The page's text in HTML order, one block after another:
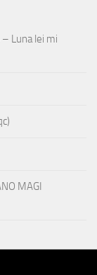
– Luna lei mi
MAGI